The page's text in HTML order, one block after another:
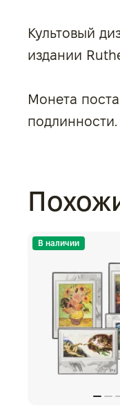
Культовый
издании
Монета
подлинности.
В наличии